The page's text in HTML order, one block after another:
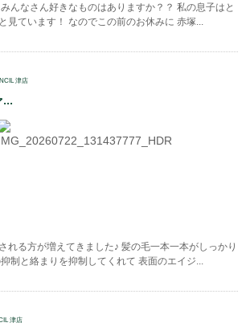
んなさん好きなものはありますか？？ 私の息子はと
見ています！ なのでこの前のお休みに 赤塚...
津店
...
れる方が増えてきました♪ 髪の毛一本一本がしっかり
制と絡まりを抑制してくれて 表面のエイジ...
津店